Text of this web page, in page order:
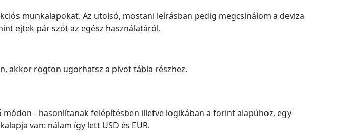
munkalapokat. Az utolsó, mostani leírásban pedig megcsinálom a deviza
ejtek pár szót az egész használatáról.
akkor rögtön ugorhatsz a pivot tábla részhez.
- hasonlítanak felépítésben illetve logikában a forint alapúhoz, egy-
van: nálam így lett USD és EUR.